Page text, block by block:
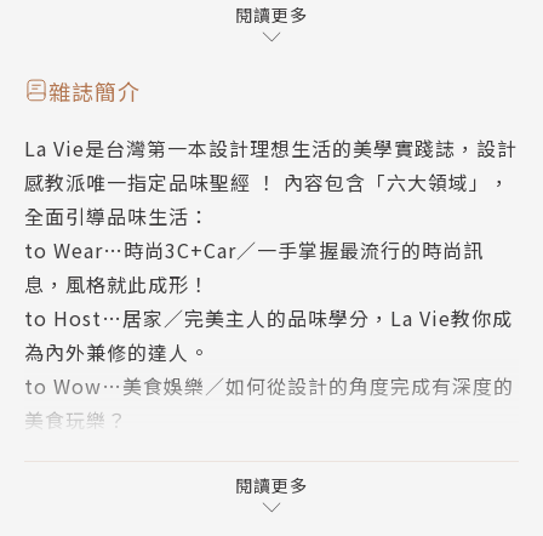
COVER STORY_家的光景 以燈具實現理想居所 齊振涵
COVER STORY_捉住自然光影的空間詩意 WaitWhat
COVER STORY_跟隨光的軌跡設計與生活 柒木設計
COVER STORY_鏡頭下的城市光影
如何策劃／欣賞一場光的展演？ 艸非火工作室
COVER STORY_那些與光工作的人
COVER STORY_透過視覺藝術窺探光的原形 YOSHIR
OTTEN
COVER STORY_當光與數位科技相遇 ENESS
COVER STORY_日常生活裡的非日常顯影 水谷吉法
CULTURE_讓我們繼續做回電子夢 專訪泰特現代美術
CULTURE_正因為我們是如此脆弱 所以具有無限力量
閱讀更多
雜誌簡介
La Vie是台灣第一本設計理想生活的美學實踐誌，設計
感教派唯一指定品味聖經 ！ 內容包含「六大領域」，
全面引導品味生活：
to Wear…時尚3C+Car∕一手掌握最流行的時尚訊
息，風格就此成形！
to Host…居家∕完美主人的品味學分，La Vie教你成
為內外兼修的達人。
to Wow…美食娛樂∕如何從設計的角度完成有深度的
美食玩樂？
to Glow…健康美容∕La Vie崇尚自然、崇尚健康。
閱讀更多